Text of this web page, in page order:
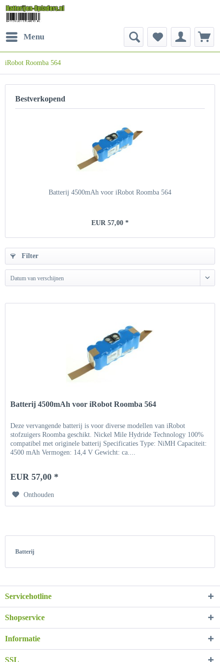
Menu
iRobot Roomba 564
Bestverkopend
Batterij 4500mAh voor iRobot Roomba 564
EUR 57,00 *
Filter
Datum van verschijnen
Batterij 4500mAh voor iRobot Roomba 564
Deze vervangende batterij is voor diverse modellen van iRobot
stofzuigers Roomba geschikt. Nickel Mile Hydride Technology 100%
compatibel met originele batterij Specificaties Type: NiMH Capaciteit:
4500 mAh Vermogen: 14,4 V Gewicht: ca....
EUR 57,00 *
Onthouden
Batterij
Servicehotline
Shopservice
Informatie
SSL